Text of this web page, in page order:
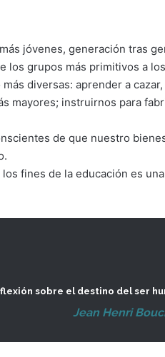
jóvenes, generación tras
los grupos más primitivos a
diversas: aprender a
mayores; instruirnos para
de que nuestro
fines de la educación es
sobre el destino del ser
Jean Henri